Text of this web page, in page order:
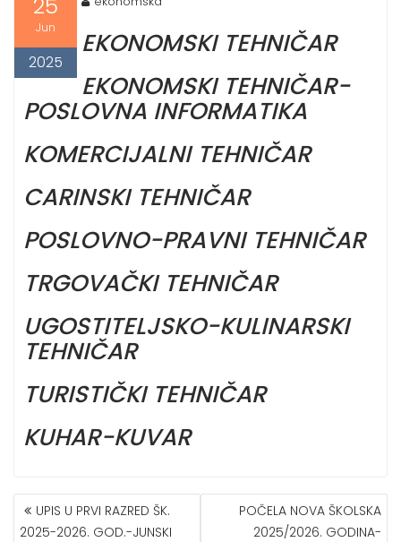
Jun
2025
EKONOMSKI TEHNIČAR
EKONOMSKI TEHNIČAR-
POSLOVNA INFORMATIKA
KOMERCIJALNI TEHNIČAR
CARINSKI TEHNIČAR
POSLOVNO-PRAVNI TEHNIČAR
TRGOVAČKI TEHNIČAR
UGOSTITELJSKO-KULINARSKI
TEHNIČAR
TURISTIČKI TEHNIČAR
KUHAR-KUVAR
POST
NAVIGATION
UPIS U PRVI RAZRED ŠK.
2025-2026. GOD.-JUNSKI
POČELA NOVA ŠKOLSKA
2025/2026. GODINA-